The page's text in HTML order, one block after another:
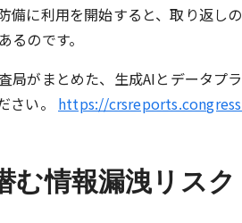
備に利用を開始すると、取り返し
るのです。
局がまとめた、生成AIとデータプ
さい。 https://
む情報漏洩リス